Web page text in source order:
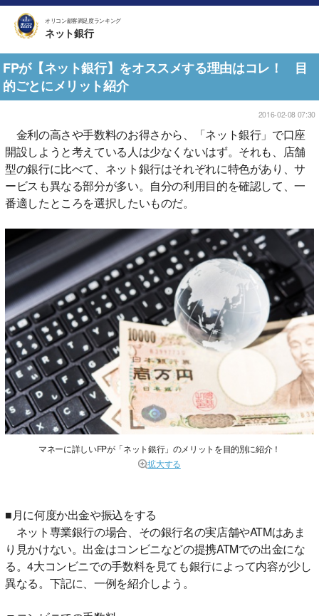
オリコン顧客満足度ランキング
ネット銀行
FPが【ネット銀行】をオススメする理由はコレ！ 目
的ごとにメリット紹介
2016-02-08 07:30
金利の高さや手数料のお得さから、「ネット銀行」で口座
開設しようと考えている人は少なくないはず。それも、店舗
型の銀行に比べて、ネット銀行はそれぞれに特色があり、サ
ービスも異なる部分が多い。自分の利用目的を確認して、一
番適したところを選択したいものだ。
マネーに詳しいFPが「ネット銀行」のメリットを目的別に紹介！
拡大する
■月に何度か出金や振込をする
ネット専業銀行の場合、その銀行名の実店舗やATMはあま
り見かけない。出金はコンビニなどの提携ATMでの出金にな
る。4大コンビニでの手数料を見ても銀行によって内容が少し
異なる。下記に、一例を紹介しよう。